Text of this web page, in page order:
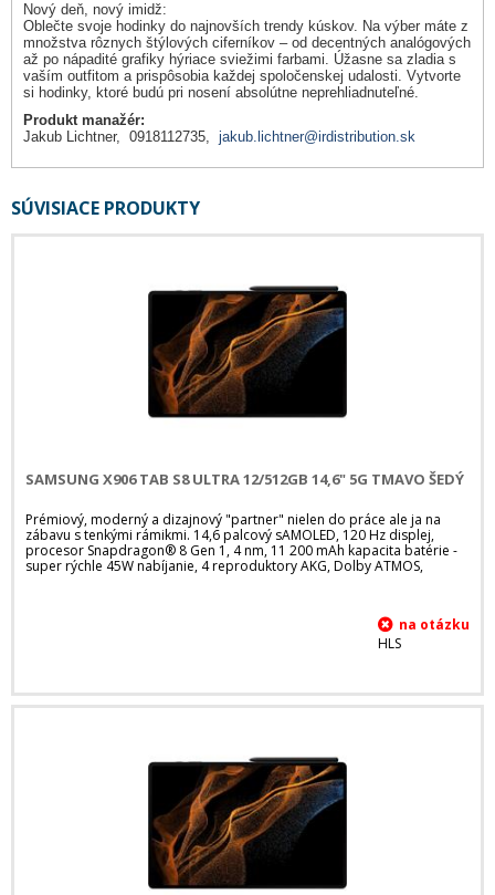
Nový deň, nový imidž:
Oblečte svoje hodinky do najnovších trendy kúskov. Na výber máte z
množstva rôznych štýlových ciferníkov – od decentných analógových
až po nápadité grafiky hýriace sviežimi farbami. Úžasne sa zladia s
vaším outfitom a prispôsobia každej spoločenskej udalosti. Vytvorte
si hodinky, ktoré budú pri nosení absolútne neprehliadnuteľné.
Produkt manažér:
Jakub Lichtner, 0918112735, jakub.lichtner@irdistribution.sk
SÚVISIACE PRODUKTY
SAMSUNG X906 TAB S8 ULTRA 12/512GB 14,6" 5G TMAVO ŠEDÝ
Prémiový, moderný a dizajnový "partner" nielen do práce ale ja na
zábavu s tenkými rámikmi. 14,6 palcový sAMOLED, 120 Hz displej,
procesor Snapdragon® 8 Gen 1, 4 nm, 11 200 mAh kapacita batérie -
super rýchle 45W nabíjanie, 4 reproduktory AKG, Dolby ATMOS,
HLS